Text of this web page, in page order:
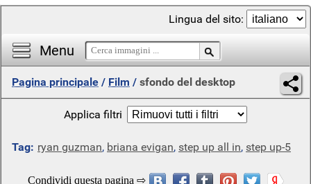
Menu
Lingua del sito:
Pagina principale / Film / sfondo del desktop
Applica filtri
Tag: ryan guzman, briana evigan, step up all in, step up-5